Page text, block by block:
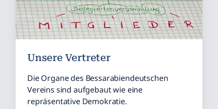
Unsere Vertreter
Die Organe des Bessarabiendeutschen
Vereins sind aufgebaut wie eine
repräsentative Demokratie.